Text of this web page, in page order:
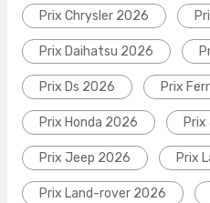
Prix Chrysler 2026
Prix Daihatsu 2026
Prix Ds 2026 Prix
Prix Honda 2026
Prix Jeep 2026 Prix
Prix Land-rover 2026